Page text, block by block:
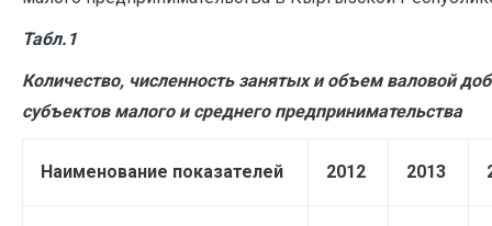
Табл.1
Количество, численность занятых и объем валовой
субъектов малого и среднего предпринимательства
Наименование показателей 2012 2013